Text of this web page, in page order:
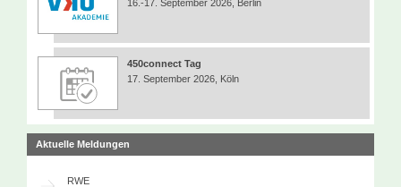
16.-17. September 2026, Berlin
450connect Tag
17. September 2026, Köln
Aktuelle Meldungen
RWE